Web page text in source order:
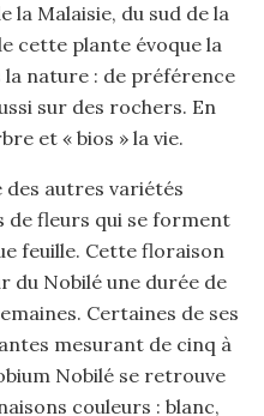
la Malaisie, du sud de la
cette plante évoque la
nature : de préférence
sur des rochers. En
et « bios » la vie.
des autres variétés
de fleurs qui se forment
feuille. Cette floraison
du Nobilé une durée de
Certaines de ses
mesurant de cinq à
Nobilé se retrouve
couleurs : blanc,